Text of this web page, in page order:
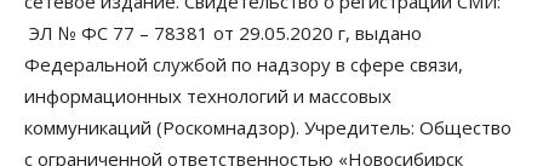
Открыты продажи квартир нового дома в
квартале «Цветной бульвар» ГК «Расцветай»
05 Августа 2026, 13:23
Власть Общество
Ночные маршруты автобусов предлагают ввести
в Новосибирской области
ЭЛ № ФС 77 – 78381 от 29.05.2020 г, выдано
Федеральной службой по надзору в сфере связи,
информационных технологий и массовых
коммуникаций (Роскомнадзор). Учредитель: Общество
с ограниченной ответственностью «Новосибирск